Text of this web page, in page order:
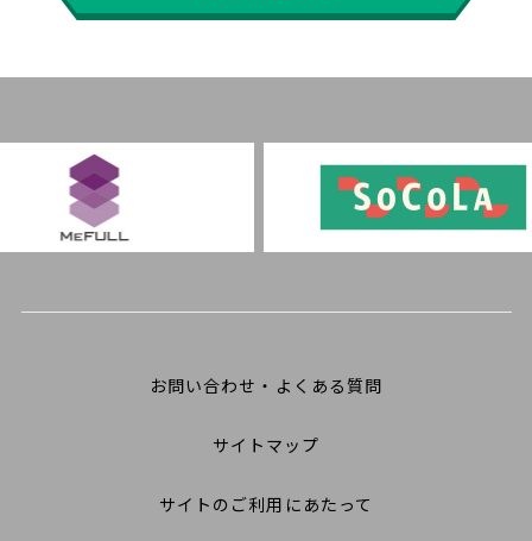
お問い合わせ・よくある質問
サイトマップ
サイトのご利用にあたって